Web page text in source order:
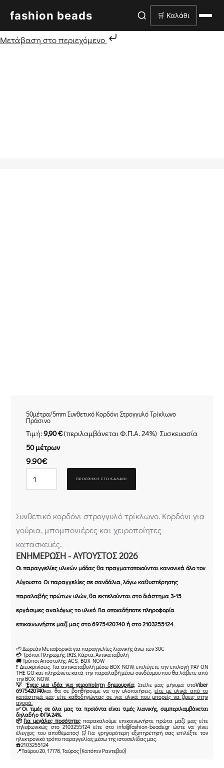
fashion beads 🛒 Καλάθι
Μετάβαση στο περιεχόμενο
50μέτρα/5mm Συνθετικό Κορδόνι Στρογγυλό Τρίκλωνο
Πράσινο
Τιμή:9,90 €(περιλαμβάνεται Φ.Π.Α. 24%) Συσκευασία
50 μέτρων
9.90€
ΠΡΟΣΘΉΚΗ ΣΤΟ ΚΑΛΆΘΙ
Συνθετικό κορδόνι στρογγυλό τρίκλωνο. Κορδόνι για
γούρια, μπομπονιέρες και χειροποίητες
κατασκευές.
ΕΝΗΜΈΡΩΣΗ - ΑΎΓΟΥΣΤΟΣ 2026
Οι παραγγελίες υλικών μόδας θα πραγματοποιούνται κανονικά όλο τον
Αύγουστο. Οι παραγγελίες σε σανδάλια, λόγω καθυστέρησης
παραλαβής πρώτων υλών, θα εκτελούνται στο διάστημα 3-15
εργάσιμες αναλόγως το υλικό. Για οποιαδήποτε πληροφορία
επικοινωνήστε μαζί μας στο 6975420740 ή στο 2103255124.
🦥 Δωρεάν Μεταφορικά για παραγγελίες λιανικής άνω των 30€
💳 Τρόποι Πληρωμής: IRIS, Κάρτα, Αντικαταβολή
🚚 Τρόποι Αποστολής: ACS, BOX NOW
❗ Διευκρινίσεις: Για αντικαταβολή μέσω BOX NOW, επιλέγετε την επιλογή PAY ON
THE GO και πληρώνετε κατά την παραλαβή μέσω συνδέσμου που θα λάβετε από
την BOX NOW.
💡Έχεις μια ιδέα για χειροποίητη δημιουργία; Στείλε μας μήνυμα στοViber
6975420740και θα σε βοηθήσουμε να την υλοποιήσεις,είτε με υλικά από το
κατάστημά μας είτε καθοδηγώντας σε για υλικά που μπορείς να βρεις στην
αγορά.
✅Οι τιμές σε όλα μας τα προϊόντα είναι τιμές λιανικής, συμπεριλαμβάνεται
δηλαδή ο ΦΠΑ 24%.
📦Για μεγάλες ποσότητες παρακαλούμε επικοινωνήστε πρώτα μαζί μας είτε
τηλεφωνικώς στο 2103255124 είτε στο info@fashion-beads.gr ώστε να γίνει
έλεγχος του αποθέματος!🛒Για γρηγορότερη εξυπηρέτησή σας επιλέξτε τον
ηλεκτρονικό τρόπο παραγγελίας μέσω της ιστοσελίδας μας.
☎️2103255124
📍Ταύρου 20, 17778, Ταύρος [Κατόπιν Ραντεβού]